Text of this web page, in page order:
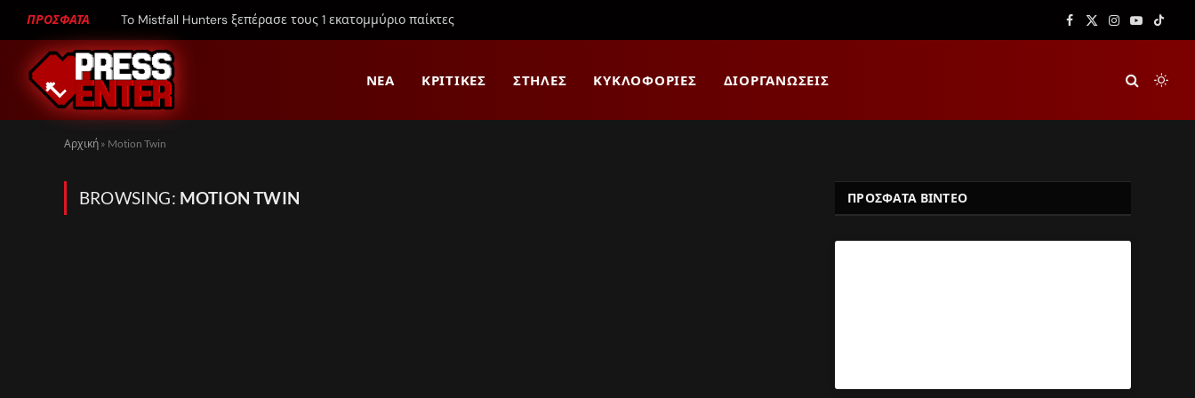
ΠΡΟΣΦΑΤΑ To Mistfall Hunters ξεπέρασε τους 1 εκατομμύριο παίκτες Facebook
X
Instagram
YouTube
TikTok
ΝΈΑ ΚΡΙΤΙΚΈΣ ΣΤΉΛΕΣ ΚΥΚΛΟΦΟΡΊΕΣ ΔΙΟΡΓΑΝΏΣΕΙΣ
Αρχική » Motion Twin
BROWSING: MOTION TWIN ΠΡΟΣΦΑΤΑ ΒΙΝΤΕΟ